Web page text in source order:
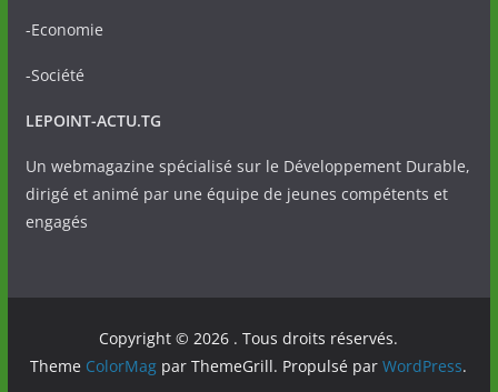
-Economie
-Société
LEPOINT-ACTU.TG
Un webmagazine spécialisé sur le Développement Durable,
dirigé et animé par une équipe de jeunes compétents et
engagés
Copyright © 2026 . Tous droits réservés.
Theme ColorMag par ThemeGrill. Propulsé parWordPress.